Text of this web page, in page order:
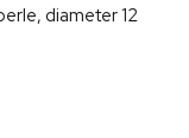
diameter 12